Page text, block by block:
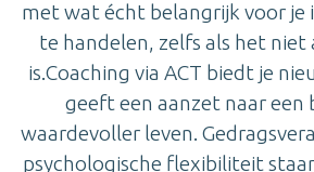
met wat écht belangrijk voor je
te handelen, zelfs als het
is.Coaching via ACT biedt je
geeft een aanzet naar een
waardevoller leven.
psychologische flexibiliteit